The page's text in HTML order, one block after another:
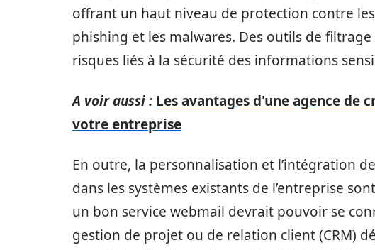
offrant un haut niveau de protection contre
phishing et les malwares. Des outils de
risques liés à la sécurité des informations
A voir aussi : Les avantages d'une agence de
votre entreprise
En outre, la personnalisation et l’intégration
dans les systèmes existants de l’entreprise
un bon service webmail devrait pouvoir se
gestion de projet ou de relation client (CRM)